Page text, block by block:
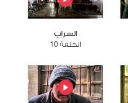
السراب
الحلقة 10